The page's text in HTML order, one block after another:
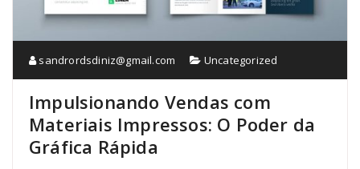
sandrordsdiniz@gmail.com Uncategorized
Impulsionando Vendas com
Materiais Impressos: O Poder da
Gráfica Rápida